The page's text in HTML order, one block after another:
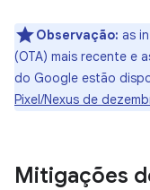
Observação: as
(OTA) mais recente e
do Google estão
Pixel/Nexus de
Mitigações